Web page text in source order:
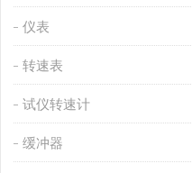
仪表
转速表
试仪转速计
缓冲器